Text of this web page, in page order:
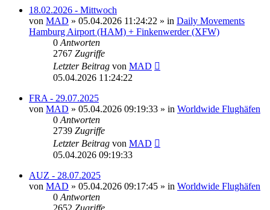
18.02.2026 - Mittwoch
von MAD » 05.04.2026 11:24:22 » in Daily Movements
Hamburg Airport (HAM) + Finkenwerder (XFW)
0 Antworten
2767 Zugriffe
Letzter Beitrag von MAD
05.04.2026 11:24:22
FRA - 29.07.2025
von MAD » 05.04.2026 09:19:33 » in Worldwide Flughäfen
0 Antworten
2739 Zugriffe
Letzter Beitrag von MAD
05.04.2026 09:19:33
AUZ - 28.07.2025
von MAD » 05.04.2026 09:17:45 » in Worldwide Flughäfen
0 Antworten
2652 Zugriffe